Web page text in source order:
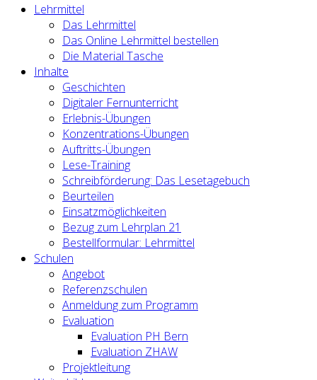
Lehrmittel
Das Lehrmittel
Das Online Lehrmittel bestellen
Die Material Tasche
Inhalte
Geschichten
Digitaler Fernunterricht
Erlebnis-Übungen
Konzentrations-Übungen
Auftritts-Übungen
Lese-Training
Schreibförderung: Das Lesetagebuch
Beurteilen
Einsatzmöglichkeiten
Bezug zum Lehrplan 21
Bestellformular: Lehrmittel
Schulen
Angebot
Referenzschulen
Anmeldung zum Programm
Evaluation
Evaluation PH Bern
Evaluation ZHAW
Projektleitung